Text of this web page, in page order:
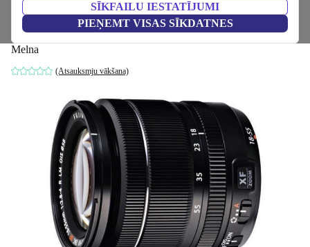
SĪKFAILU IESTATĪJUMI
PIEŅEMT VISAS SĪKDATNES
Fujifilm Fujinon XF 18-55 mm 2.8-4.0 R
LM OIS
Melna
(Atsauksmju vākšana)